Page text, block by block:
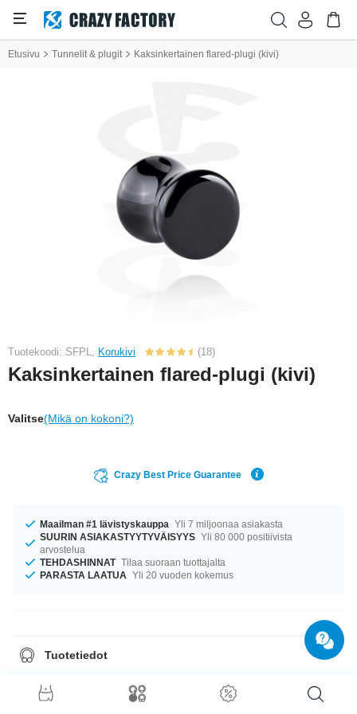
Etusivu Tunnelit & plugit Kaksinkertainen flared-plugi (kivi)
Tuotekoodi: SFPL, Korukivi (18)
Kaksinkertainen flared-plugi (kivi)
Valitse(Mikä on kokoni?)
Crazy Best Price Guarantee
Maailman #1 lävistyskauppa Yli 7 miljoonaa asiakasta
SUURIN ASIAKASTYYTYVÄISYYS Yli 80 000 positiivista
arvostelua
TEHDASHINNAT Tilaa suoraan tuottajalta
PARASTA LAATUA Yli 20 vuoden kokemus
Tuotetiedot
materials. Therefore the product you receive may look somewhat different
from the image.